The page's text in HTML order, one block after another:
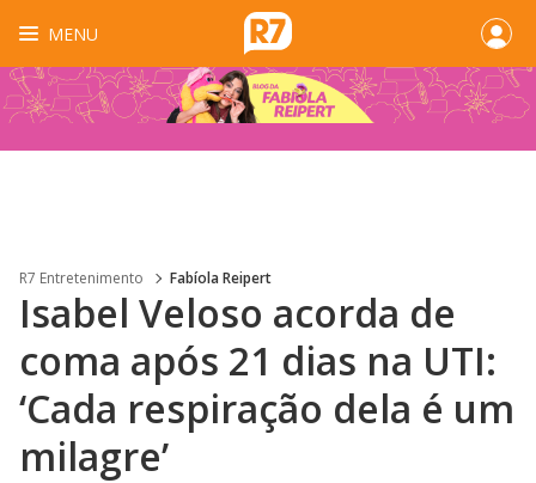
MENU
R7 Entretenimento Fabíola Reipert
Isabel Veloso acorda de
coma após 21 dias na UTI:
‘Cada respiração dela é um
milagre’